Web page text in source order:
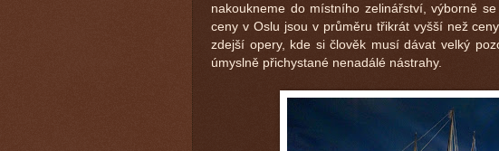
nakoukneme do místního zelinářství, výborně
ceny v Oslu jsou v průměru třikrát vyšší než
zdejší opery, kde si člověk musí dávat velký
úmyslně přichystané nenadálé nástrahy.